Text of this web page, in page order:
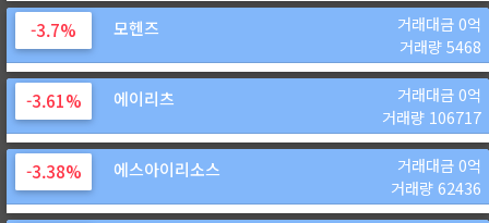
-3.7% 모헨즈
거래대금 0억
거래량 5468
-3.61% 에이리츠
거래대금 0억
거래량 106717
-3.38% 에스아이리소스
거래대금 0억
거래량 62436